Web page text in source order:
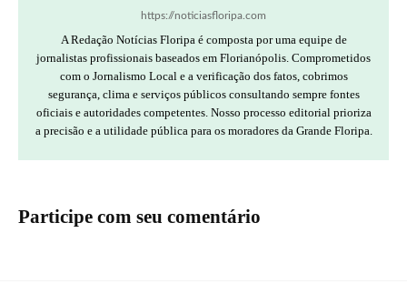
https://noticiasfloripa.com
A Redação Notícias Floripa é composta por uma equipe de
jornalistas profissionais baseados em Florianópolis. Comprometidos
com o Jornalismo Local e a verificação dos fatos, cobrimos
segurança, clima e serviços públicos consultando sempre fontes
oficiais e autoridades competentes. Nosso processo editorial prioriza
a precisão e a utilidade pública para os moradores da Grande Floripa.
Participe com seu comentário